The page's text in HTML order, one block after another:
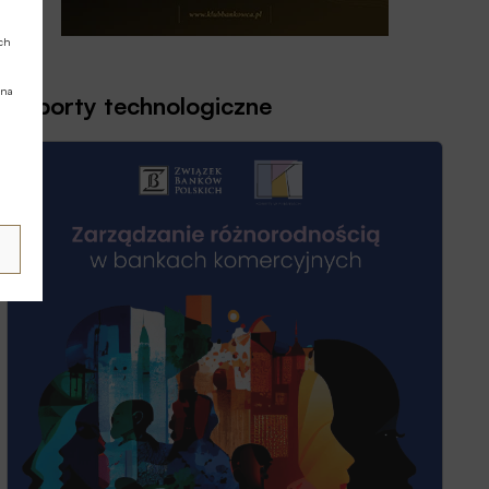
Raporty technologiczne